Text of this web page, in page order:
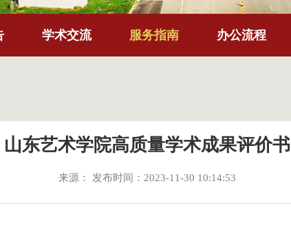
学术交流 服务指南 办公流程
山东艺术学院高质量学术成果评价书
来源： 发布时间：2023-11-30 10:14:53